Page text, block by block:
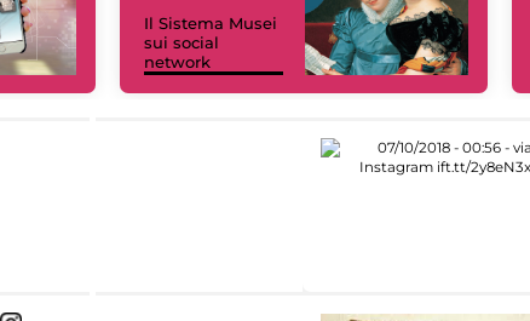
Il Sistema Musei
sui social
network